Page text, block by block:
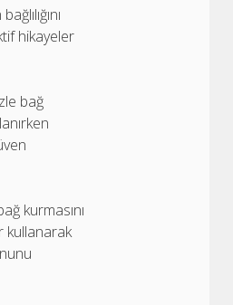
hikayeler
bağ
kurmasını
kullanarak